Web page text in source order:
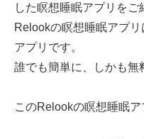
した瞑想睡眠アプリをご
Relookの瞑想睡眠アプ
アプリです。
誰でも簡単に、しかも無
このRelookの瞑想睡眠ア